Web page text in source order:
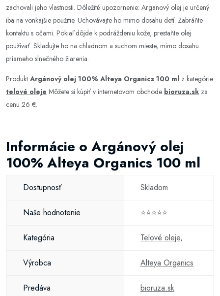
zachovali jeho vlastnosti. Dôležité upozornenie: Arganový olej je určený
iba na vonkajšie použitie. Uchovávajte ho mimo dosahu detí. Zabráňte
kontaktu s očami. Pokiaľ dôjde k podráždeniu kože, prestaňte olej
používať. Skladujte ho na chladnom a suchom mieste, mimo dosahu
priameho slnečného žiarenia.
Produkt Argánový olej 100% Alteya Organics 100 ml z kategórie
telové oleje Môžete si kúpiť v internetovom obchode bioruza.sk za
cenu 26 €.
Informácie o Argánový olej
100% Alteya Organics 100 ml
Dostupnosť Skladom
Naše hodnotenie ⭐⭐⭐⭐⭐
Kategória Telové oleje,
Výrobca Alteya Organics
Predáva bioruza.sk